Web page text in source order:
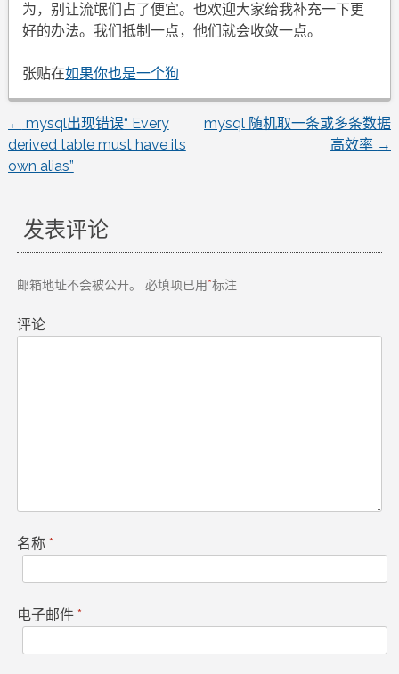
为，别让流氓们占了便宜。也欢迎大家给我补充一下更
好的办法。我们抵制一点，他们就会收敛一点。
张贴在如果你也是一个狗
文
章
导
航
← mysql出现错误“ Every
derived table must have its
own alias”
mysql 随机取一条或多条数据
高效率 →
发表评论
邮箱地址不会被公开。 必填项已用*标注
评论
名称 *
电子邮件 *